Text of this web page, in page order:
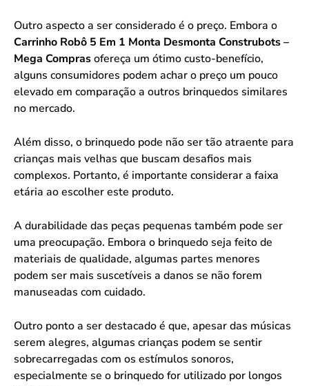
Outro aspecto a ser considerado é o preço. Embora o
Carrinho Robô 5 Em 1 Monta Desmonta Construbots –
Mega Comprasofereça um ótimo custo-benefício,
alguns consumidores podem achar o preço um pouco
elevado em comparação a outros brinquedos similares
no mercado.
Além disso, o brinquedo pode não ser tão atraente para
crianças mais velhas que buscam desafios mais
complexos. Portanto, é importante considerar a faixa
etária ao escolher este produto.
A durabilidade das peças pequenas também pode ser
uma preocupação. Embora o brinquedo seja feito de
materiais de qualidade, algumas partes menores
podem ser mais suscetíveis a danos se não forem
manuseadas com cuidado.
Outro ponto a ser destacado é que, apesar das músicas
serem alegres, algumas crianças podem se sentir
sobrecarregadas com os estímulos sonoros,
especialmente se o brinquedo for utilizado por longos